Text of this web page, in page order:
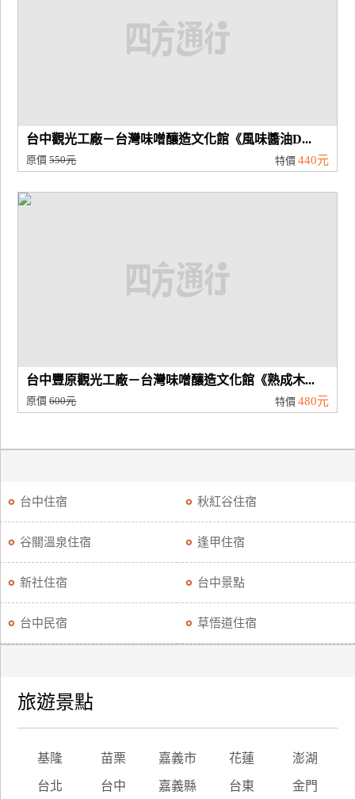
台中觀光工廠－台灣味噌釀造文化館《風味醬油D...
原價550元 特價 440元
台中豐原觀光工廠－台灣味噌釀造文化館《熟成木...
原價600元 特價 480元
台中住宿 秋紅谷住宿
谷關溫泉住宿 逢甲住宿
新社住宿 台中景點
台中民宿 草悟道住宿
旅遊景點
基隆 苗栗 嘉義市 花蓮 澎湖
台北 台中 嘉義縣 台東 金門